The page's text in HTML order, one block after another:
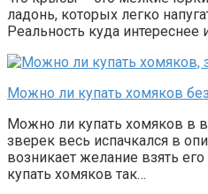
ладонь, которых легко
Реальность куда интереснее
Можно ли купать хомяков
Можно ли купать хомяков в
зверек весь испачкался в
возникает желание взять
купать хомяков так…